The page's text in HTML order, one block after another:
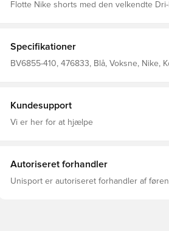
Flotte Nike shorts med den velkendte
Specifikationer
BV6855-410, 476833, Blå, Voksne, Nike,
Kundesupport
Vi er her for at hjælpe
Autoriseret forhandler
Unisport er autoriseret forhandler af